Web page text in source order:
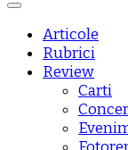
Articole
Rubrici
Review
Carti